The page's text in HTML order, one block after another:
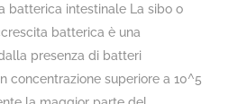
batterica intestinale La sibo o
batterica è una
presenza di batteri
concentrazione superiore a 10^5